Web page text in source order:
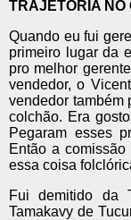
TRAJETÓRIA NO
Quando eu fui
primeiro lugar da
pro melhor
vendedor, o
vendedor também
colchão. Era
Pegaram esses
Então a
essa coisa
Fui demitido da
Tamakavy de